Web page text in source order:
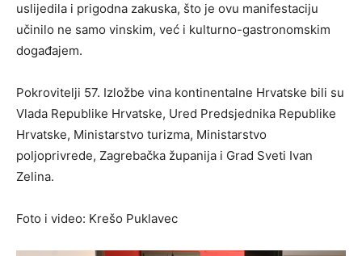
uslijedila i prigodna zakuska, što je ovu manifestaciju
učinilo ne samo vinskim, već i kulturno-gastronomskim
događajem.
Pokrovitelji 57. Izložbe vina kontinentalne Hrvatske bili su
Vlada Republike Hrvatske, Ured Predsjednika Republike
Hrvatske, Ministarstvo turizma, Ministarstvo
poljoprivrede, Zagrebačka županija i Grad Sveti Ivan
Zelina.
Foto i video: Krešo Puklavec